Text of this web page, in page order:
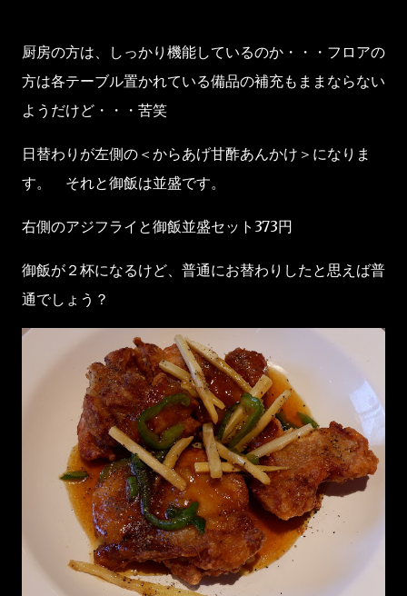
厨房の方は、しっかり機能しているのか・・・フロアの
方は各テーブル置かれている備品の補充もままならない
ようだけど・・・苦笑
日替わりが左側の＜からあげ甘酢あんかけ＞になりま
す。 それと御飯は並盛です。
右側のアジフライと御飯並盛セット373円
御飯が２杯になるけど、普通にお替わりしたと思えば普
通でしょう？